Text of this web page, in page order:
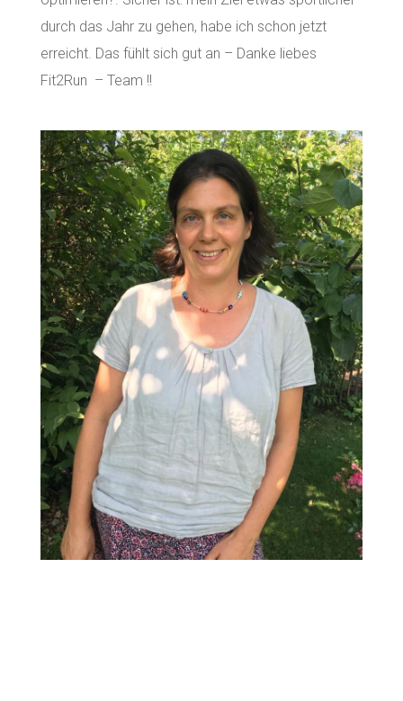
durch das Jahr zu gehen, habe ich schon jetzt
erreicht. Das fühlt sich gut an – Danke liebes
Fit2Run – Team !!